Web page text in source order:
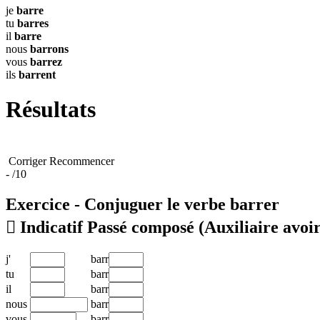
je barre
tu barres
il barre
nous barrons
vous barrez
ils barrent
Résultats
CorrigerRecommencer
- /10
Exercice - Conjuguer le verbe barrer
 Indicatif Passé composé (Auxiliaire
j'
barr
tu
barr
il
barr
nous
barr